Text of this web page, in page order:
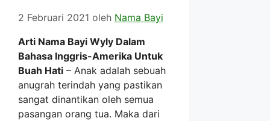
2 Februari 2021 oleh Nama Bayi
Arti Nama Bayi Wyly Dalam
Bahasa Inggris-Amerika Untuk
Buah Hati – Anak adalah sebuah
anugrah terindah yang pastikan
sangat dinantikan oleh semua
pasangan orang tua. Maka dari